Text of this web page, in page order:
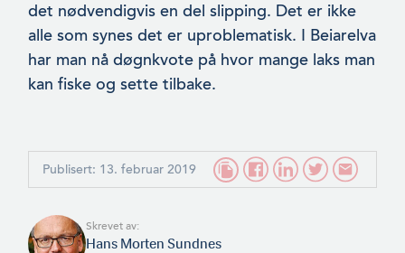
det nødvendigvis en del slipping. Det er ikke
alle som synes det er uproblematisk. I Beiarelva
har man nå døgnkvote på hvor mange laks man
kan fiske og sette tilbake.
Publisert: 13. februar 2019
Skrevet av:
Hans Morten Sundnes